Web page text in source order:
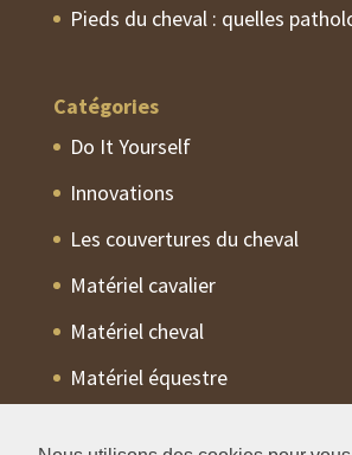
Pieds du cheval : quelles
Catégories
Do It Yourself
Innovations
Les couvertures du cheval
Matériel cavalier
Matériel cheval
Matériel équestre